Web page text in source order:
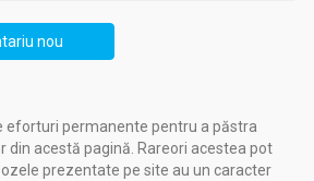
nou
eforturi permanente pentru a păstra
acestă pagină. Rareori acestea pot
prezentate pe site au un caracter